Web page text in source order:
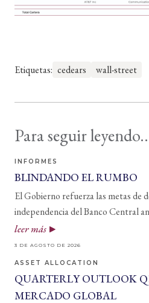
Etiquetas: cedears wall-street
Para seguir
INFORMES
BLINDANDO EL RUMBO
El Gobierno refuerza las metas de
independencia del Banco Central
leer más
3 DE AGOSTO DE 2026
ASSET ALLOCATION
QUARTERLY OUTLOOK
MERCADO GLOBAL